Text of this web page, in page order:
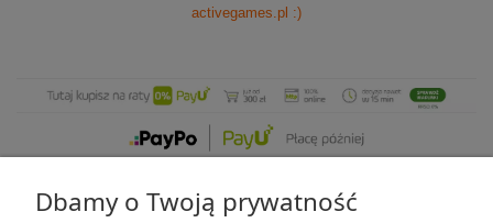
activegames.pl :)
Dbamy o Twoją prywatność